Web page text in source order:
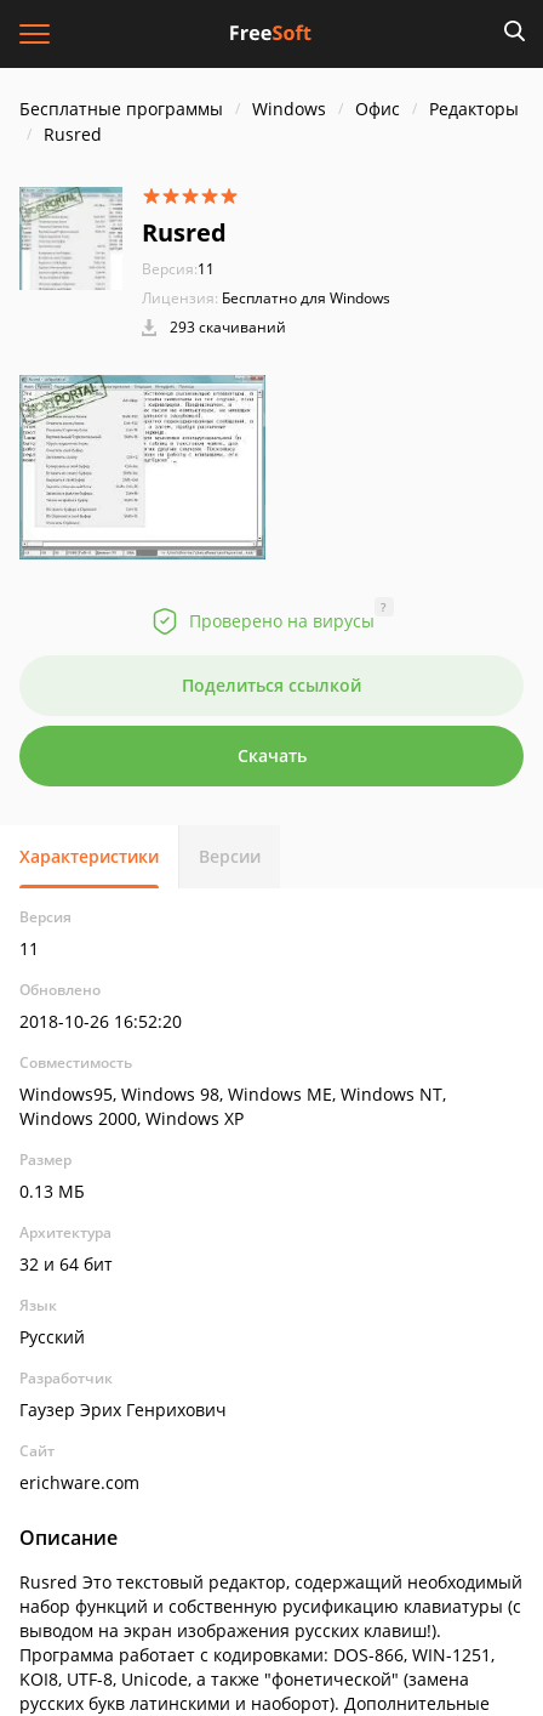
Бесплатные программы Windows Офис
Редакторы
Rusred
Rusred
Версия:11
Лицензия: Бесплатно для Windows
293 скачиваний
Проверено на вирусы
?
Поделиться ссылкой
Скачать
Характеристики Версии
Версия
11
Обновлено
2018-10-26 16:52:20
Совместимость
Windows95, Windows 98, Windows ME, Windows NT,
Windows 2000, Windows XP
Размер
0.13 МБ
Архитектура
32 и 64 бит
Язык
Русский
Разработчик
Гаузер Эрих Генрихович
Сайт
erichware.com
Описание
Rusred Это текстовый редактор, содержащий необходимый
набор функций и собственную русификацию клавиатуры (с
выводом на экран изображения русских клавиш!).
Программа работает с кодировками: DOS-866, WIN-1251,
KOI8, UTF-8, Unicode, а также "фонетической" (замена
русских букв латинскими и наоборот). Дополнительные